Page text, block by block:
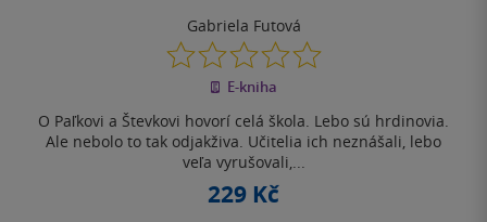
Gabriela Futová
0.0
z
5
E-kniha
O Paľkovi a Števkovi hovorí celá škola. Lebo sú hrdinovia.
Ale nebolo to tak odjakživa. Učitelia ich neznášali, lebo
veľa vyrušovali,...
229 Kč